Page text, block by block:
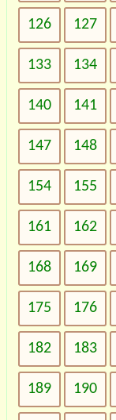
126 127
133 134
140 141
147 148
154 155
161 162
168 169
175 176
182 183
189 190